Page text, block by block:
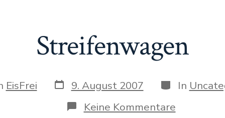
Streifenwagen
EisFrei Datum
des
Beitrags
9. August 2007 Kategorien
In
Keine Kommentarezu